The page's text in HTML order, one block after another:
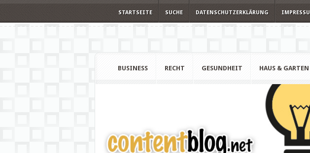
STARTSEITE SUCHE DATENSCHUTZERKLÄRUNG
BUSINESS RECHT GESUNDHEIT HAUS & GARTEN